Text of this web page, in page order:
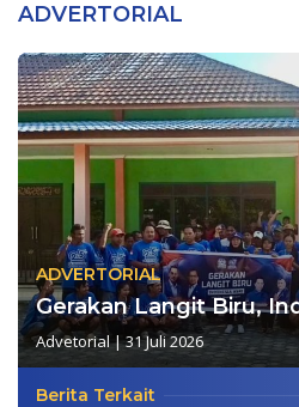
ADVERTORIAL
ADVERTORIAL
Gerakan Langit Biru,
Advetorial|31 Juli 2026
Berita Terkait